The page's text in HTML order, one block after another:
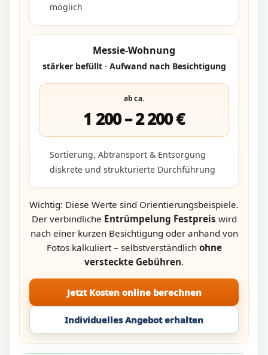
möglich
Messie-Wohnung
stärker befüllt · Aufwand nach Besichtigung
ab ca.
1 200 – 2 200 €
Sortierung, Abtransport & Entsorgung
diskrete und strukturierte Durchführung
Wichtig: Diese Werte sind Orientierungsbeispiele.
Der verbindliche Entrümpelung Festpreis wird
nach einer kurzen Besichtigung oder anhand von
Fotos kalkuliert – selbstverständlich ohne
versteckte Gebühren.
Jetzt Kosten online berechnen
Individuelles Angebot erhalten